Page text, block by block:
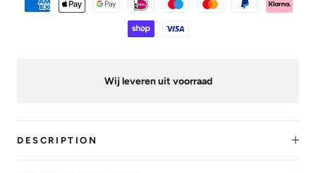
Wij leveren uit voorraad
DESCRIPTION